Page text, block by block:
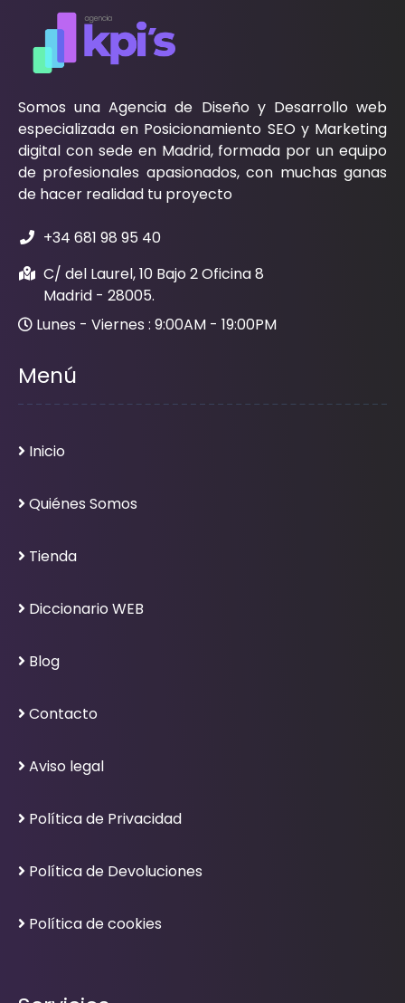
Somos una Agencia de Diseño y Desarrollo web
especializada en Posicionamiento SEO y Marketing
digital con sede en Madrid, formada por un equipo
de profesionales apasionados, con muchas ganas
de hacer realidad tu proyecto
+34 681 98 95 40
C/ del Laurel, 10 Bajo 2 Oficina 8
Madrid - 28005.
Lunes - Viernes : 9:00AM - 19:00PM
Menú
Inicio
Quiénes Somos
Tienda
Diccionario WEB
Blog
Contacto
Aviso legal
Política de Privacidad
Política de Devoluciones
Política de cookies